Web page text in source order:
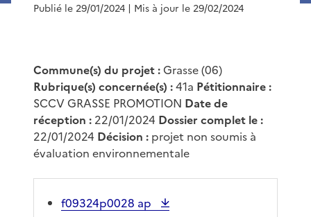
Publié le 29/01/2024 | Mis à jour le 29/02/2024
Commune(s) du projet :Grasse (06)
Rubrique(s) concernée(s) :41a Pétitionnaire :
SCCV GRASSE PROMOTION Date de
réception : 22/01/2024 Dossier complet le :
22/01/2024 Décision : projet non soumis à
évaluation environnementale
f09324p0028 ap